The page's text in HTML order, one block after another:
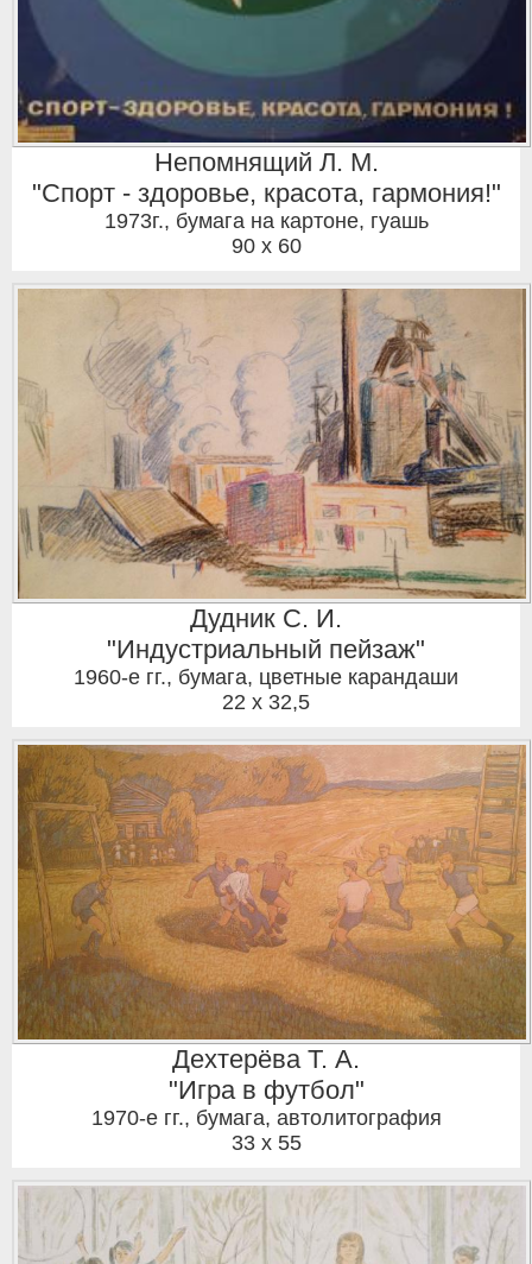
Непомнящий Л. М.
"Спорт - здоровье, красота, гармония!"
1973г., бумага на картоне, гуашь
90 x 60
Дудник С. И.
"Индустриальный пейзаж"
1960-е гг., бумага, цветные карандаши
22 x 32,5
Дехтерёва Т. А.
"Игра в футбол"
1970-е гг., бумага, автолитография
33 x 55